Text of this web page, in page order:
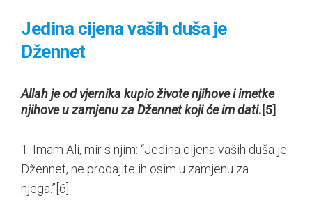
Jedina cijena vaših duša je
Džennet
Allah je od vjernika kupio živote njihove i imetke
njihove u zamjenu za Džennet koji će im dati.[5]
1. Imam Ali, mir s njim: “Jedina cijena vaših duša je
Džennet, ne prodajite ih osim u zamjenu za
njega.”[6]